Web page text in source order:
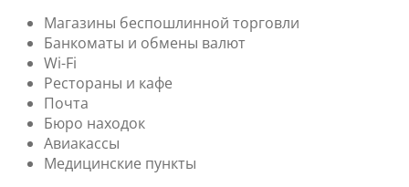
Магазины беспошлинной торговли
Банкоматы и обмены валют
Wi-Fi
Рестораны и кафе
Почта
Бюро находок
Авиакассы
Медицинские пункты